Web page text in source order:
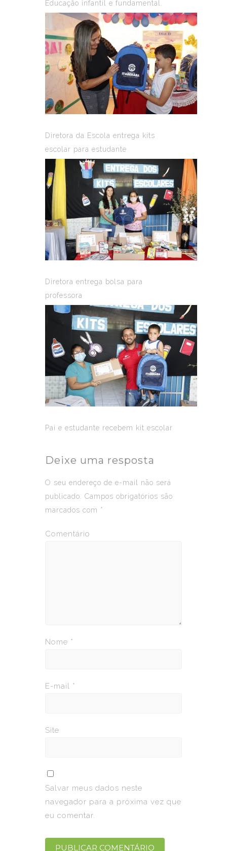
Educação infantil e fundamental.
Diretora da Escola entrega kits
escolar para estudante
Diretora entrega bolsa para
professora
Pai e estudante recebem kit escolar
Deixe uma resposta
O seu endereço de e-mail não será
publicado.
Campos obrigatórios são
marcados com *
Comentário
Nome *
E-mail *
Site
Salvar meus dados neste
navegador para a próxima vez que
eu comentar.